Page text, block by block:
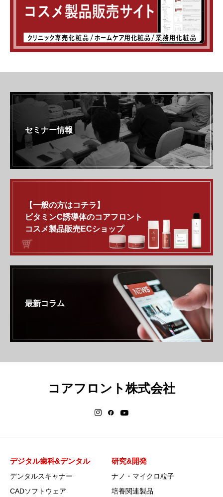
セミナー情報
【一般の方はコチラ】
ビタミンC誘導体のコアフロント
コスメ製品販売ECショップ
最新コラム
コアフロント株式会社
デジタル歯科&デンタル
デンタルスキャナー
CADソフトウェア
研究&開発
ナノ・マイクロ粒子
培養関連製品